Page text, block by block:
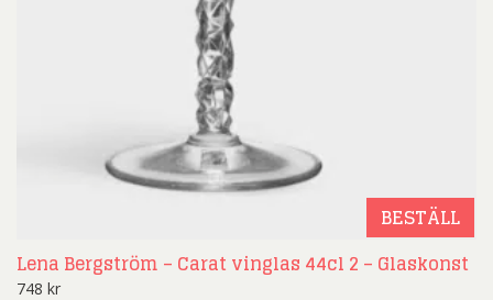
BESTÄLL
Lena Bergström – Carat vinglas 44cl 2 – Glaskonst
748 kr